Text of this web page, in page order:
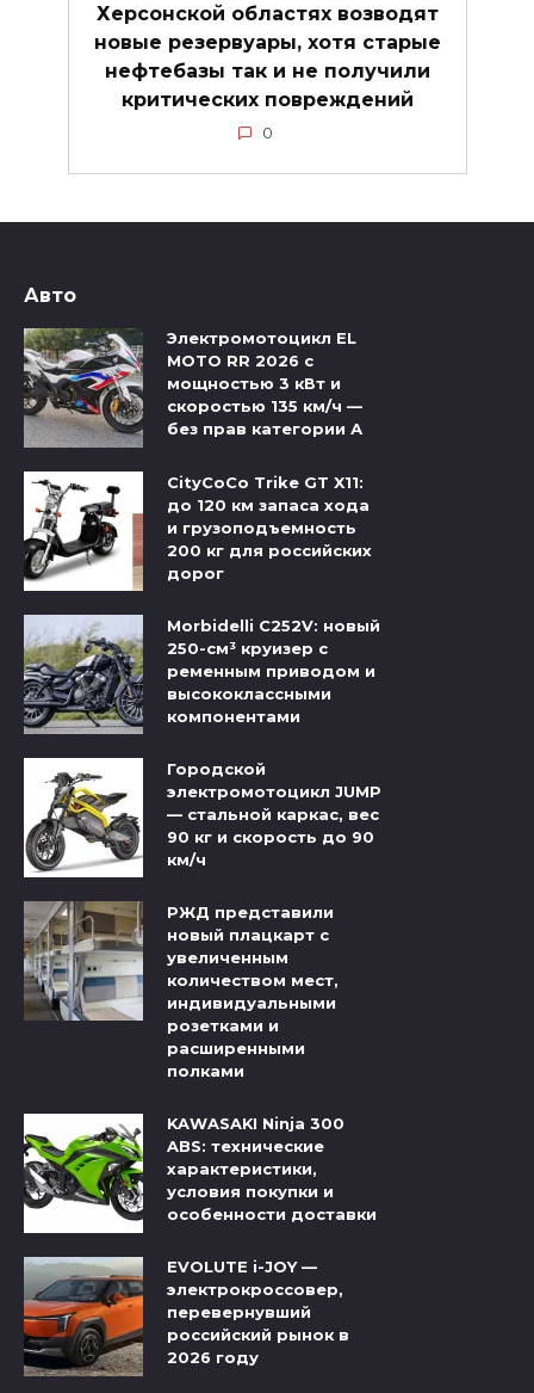
Херсонской областях возводят
новые резервуары, хотя старые
нефтебазы так и не получили
критических повреждений
0
Авто
Электромотоцикл EL
MOTO RR 2026 с
мощностью 3 кВт и
скоростью 135 км/ч —
без прав категории А
CityCoCo Trike GT X11:
до 120 км запаса хода
и грузоподъемность
200 кг для российских
дорог
Morbidelli C252V: новый
250-см³ круизер с
ременным приводом и
высококлассными
компонентами
Городской
электромотоцикл JUMP
— стальной каркас, вес
90 кг и скорость до 90
км/ч
РЖД представили
новый плацкарт с
увеличенным
количеством мест,
индивидуальными
розетками и
расширенными
полками
KAWASAKI Ninja 300
ABS: технические
характеристики,
условия покупки и
особенности доставки
EVOLUTE i-JOY —
электрокроссовер,
перевернувший
российский рынок в
2026 году